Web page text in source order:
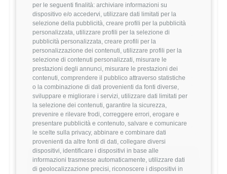
per le seguenti finalità: archiviare informazioni su
dispositivo e/o accedervi, utilizzare dati limitati per la
selezione della pubblicità, creare profili per la pubblicità
personalizzata, utilizzare profili per la selezione di
pubblicità personalizzata, creare profili per la
personalizzazione dei contenuti, utilizzare profili per la
selezione di contenuti personalizzati, misurare le
prestazioni degli annunci, misurare le prestazioni dei
contenuti, comprendere il pubblico attraverso statistiche
o la combinazione di dati provenienti da fonti diverse,
sviluppare e migliorare i servizi, utilizzare dati limitati per
la selezione dei contenuti, garantire la sicurezza,
prevenire e rilevare frodi, correggere errori, erogare e
presentare pubblicità e contenuto, salvare e comunicare
le scelte sulla privacy, abbinare e combinare dati
provenienti da altre fonti di dati, collegare diversi
dispositivi, identificare i dispositivi in base alle
informazioni trasmesse automaticamente, utilizzare dati
di geolocalizzazione precisi, riconoscere i dispositivi in
Statistiche
Campione
843 stipendi
Esperienza
1-3 anni
Vuoi comparare il tuo